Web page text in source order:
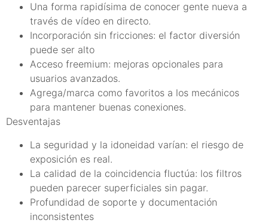
Una forma rapidísima de conocer gente nueva a
través de vídeo en directo.
Incorporación sin fricciones: el factor diversión
puede ser alto
Acceso freemium: mejoras opcionales para
usuarios avanzados.
Agrega/marca como favoritos a los mecánicos
para mantener buenas conexiones.
Desventajas
La seguridad y la idoneidad varían: el riesgo de
exposición es real.
La calidad de la coincidencia fluctúa: los filtros
pueden parecer superficiales sin pagar.
Profundidad de soporte y documentación
inconsistentes